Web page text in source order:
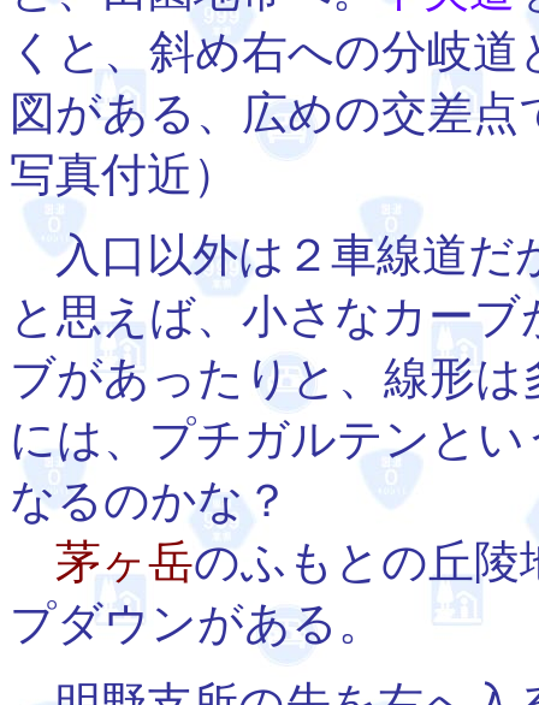
くと、斜め右への分岐
図がある、広めの交差
写真付近）
入口以外は２車線道だ
と思えば、小さなカー
ブがあったりと、線形
には、プチガルテンと
なるのかな？
茅ヶ岳のふもとの丘陵
プダウンがある。